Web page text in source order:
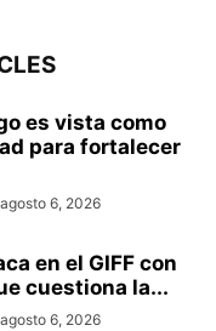
es vista como
para fortalecer
agosto 6, 2026
en el GIFF con
cuestiona la...
agosto 6, 2026